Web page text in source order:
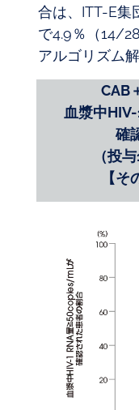
合は、ITT-E集
で4.9％（14/
アルゴリズム解
CAB
血漿中
確
（投
【そ